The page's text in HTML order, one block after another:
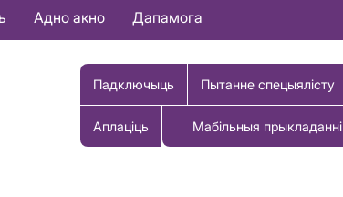
Адно акно Дапамога
Падключыць Пытанне спецыялісту
Аплаціць Мабільныя прыкладанні